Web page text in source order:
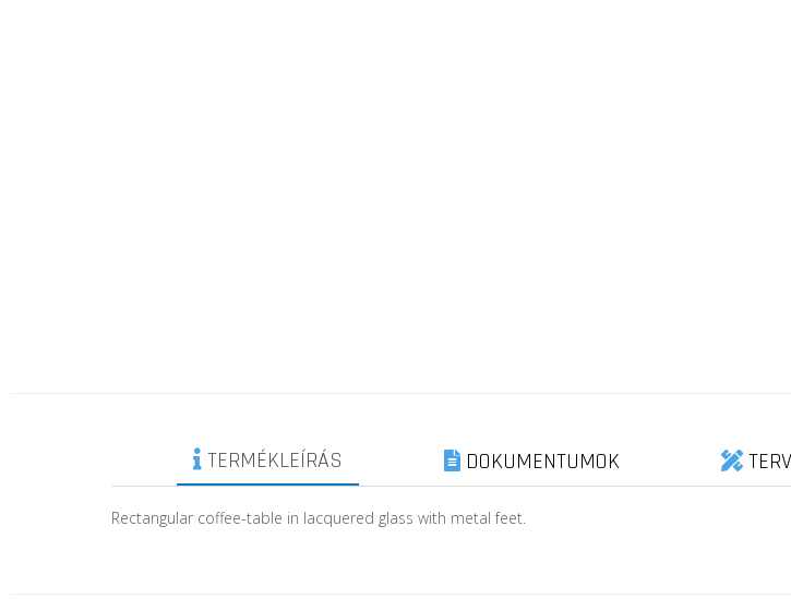
TERMÉKLEÍRÁS DOKUMENTUMOK
Rectangular coffee-table in lacquered glass with metal feet.